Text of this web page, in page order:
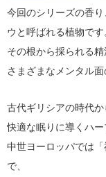
今回のシリーズの香
ウと呼ばれる植物です
その根から採られる
さまざまなメンタル
古代ギリシアの時代か
快適な眠りに導くハー
中世ヨーロッパでは
で、